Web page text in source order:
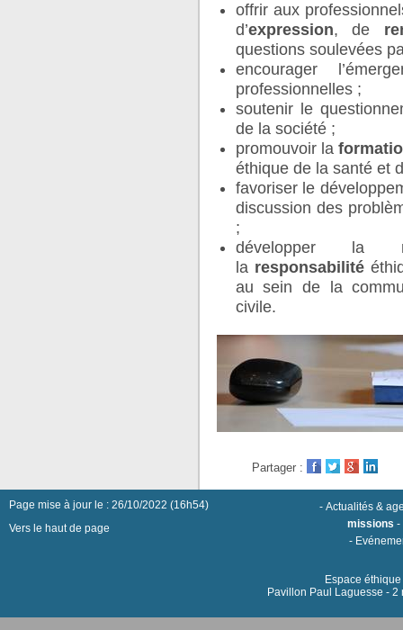
offrir aux
d’expression, de
questions soulevées
encourager
professionnelles ;
soutenir le
de la société ;
promouvoir la
éthique de la santé et
favoriser le
discussion des
;
développer la
la responsabilité
au sein de la
civile.
Partager :
Page mise à jour le : 26/10/2022 (16h54)
Vers le haut de page
- Actualités &
missions -
-
Espace
Pavillon Paul Laguesse -